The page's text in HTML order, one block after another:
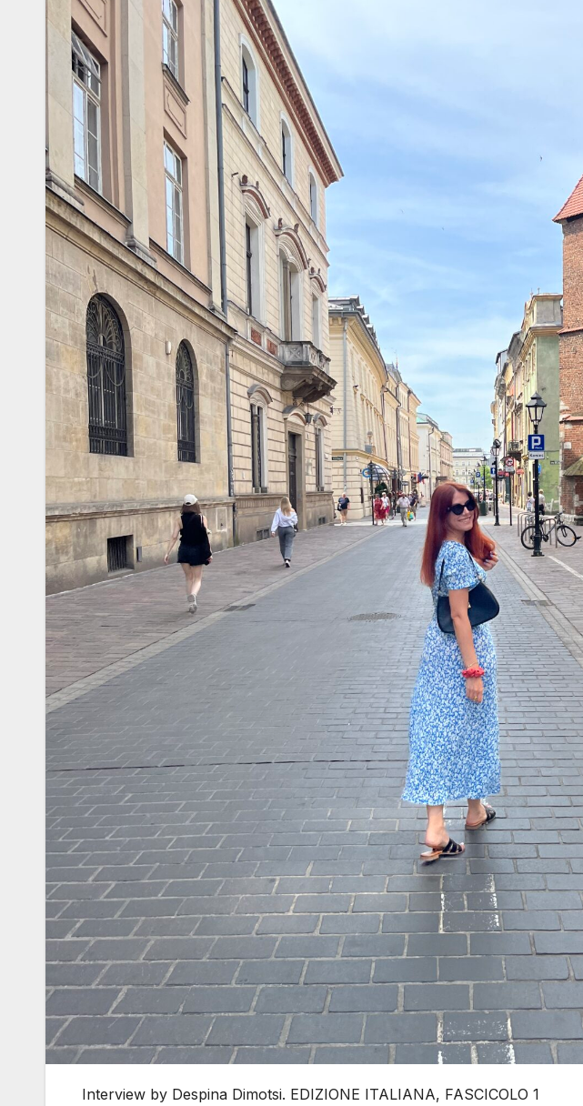
Interview by Despina Dimotsi. EDIZIONE ITALIANA, FASCICOLO 1